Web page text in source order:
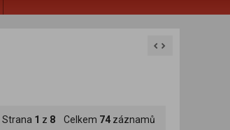
Strana 1 z 8 Celkem 74 záznamů